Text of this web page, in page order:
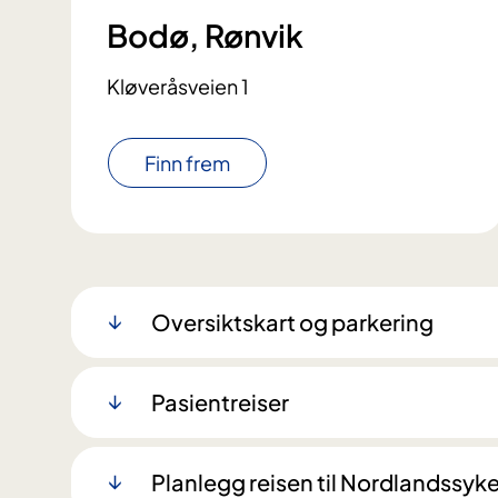
Bodø, Rønvik
Kløveråsveien 1
Finn frem
Oversiktskart og parkering
Pasientreiser
Planlegg reisen til